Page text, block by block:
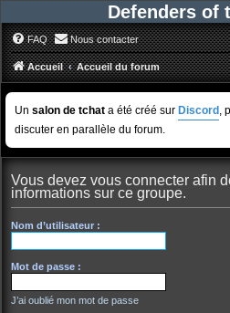
Defenders of
FAQ Nous contacter
Accueil Accueil du forum
Un salon de tchat a été créé sur Discord ,
discuter en parallèle du forum.
Vous devez vous connecter afin
informations sur ce groupe.
Nom d’utilisateur :
Mot de passe :
J’ai oublié mon mot de passe